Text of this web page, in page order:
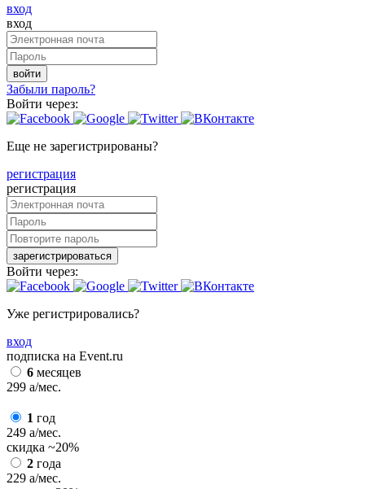
вход
вход
войти
Забыли пароль?
Войти через:
Еще не зарегистрированы?
регистрация
регистрация
зарегистрироваться
Войти через:
Уже регистрировались?
вход
подписка на Event.ru
6 месяцев
299 a/мес.
1 год
249 a/мес.
скидка ~20%
2 года
229 a/мес.